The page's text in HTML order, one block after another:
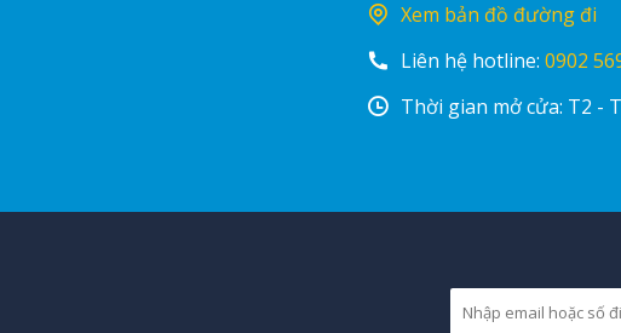
Xem bản đồ đường đi
Liên hệ hotline: 0902
Thời gian mở cửa: T2 -